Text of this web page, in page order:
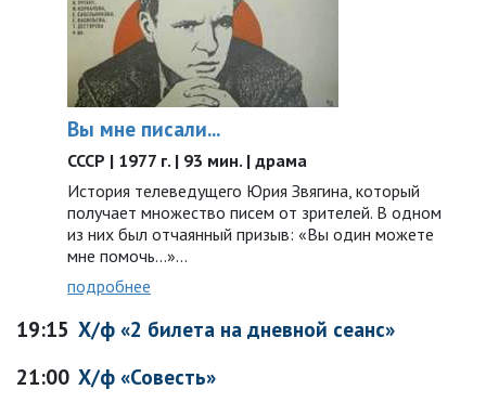
Вы мне писали...
СССР | 1977 г. | 93 мин. | драма
История телеведущего Юрия Звягина, который
получает множество писем от зрителей. В одном
из них был отчаянный призыв: «Вы один можете
мне помочь...»…
подробнее
19:15 Х/ф «2 билета на дневной сеанс»
21:00 Х/ф «Совесть»